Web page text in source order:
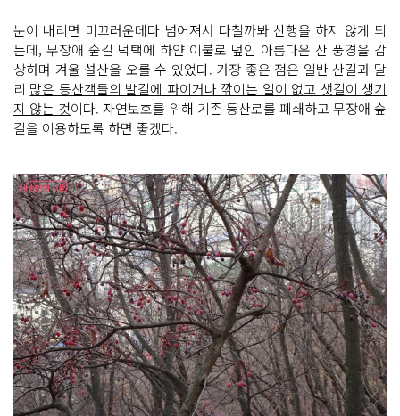
눈이 내리면 미끄러운데다 넘어져서 다칠까봐 산행을 하지 않게 되
는데, 무장애 숲길 덕택에 하얀 이불로 덮인 아름다운 산 풍경을 감
상하며 겨울 설산을 오를 수 있었다. 가장 좋은 점은 일반 산길과 달
리 많은 등산객들의 발길에 파이거나 깎이는 일이 없고 샛길이 생기
지 않는 것이다. 자연보호를 위해 기존 등산로를 폐쇄하고 무장애 숲
길을 이용하도록 하면 좋겠다.